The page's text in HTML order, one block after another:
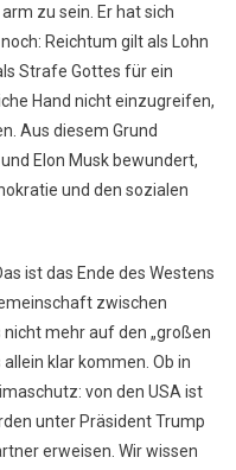
zu sein. Er hat sich
Reichtum gilt als Lohn
Strafe Gottes für ein
Hand nicht einzugreifen,
Aus diesem Grund
Elon Musk bewundert,
und den sozialen
ist das Ende des Westens
zwischen
nicht mehr auf den „großen
klar kommen. Ob in
von den USA ist
unter Präsident Trump
erweisen. Wir wissen